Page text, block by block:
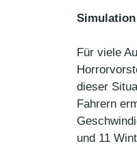
Für viele
dieser
Fahrern
und 11